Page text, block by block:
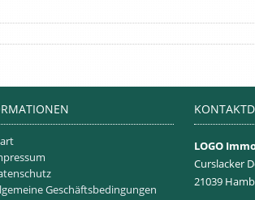
Geschäftsbedingungen
LOGO
Curslacker
21039